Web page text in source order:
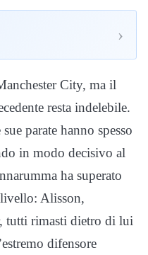
›
City, ma il
resta indelebile.
parate hanno spesso
in modo decisivo al
ha superato
Alisson,
tutti rimasti dietro di lui
difensore